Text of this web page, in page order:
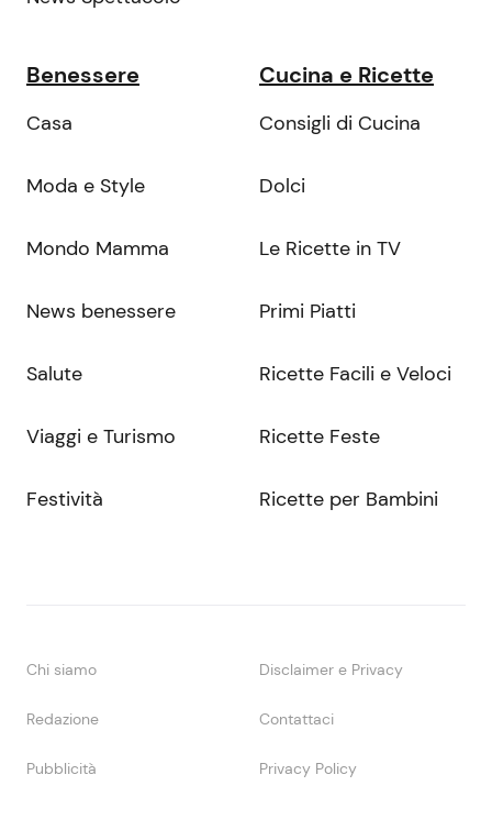
Benessere
Casa
Moda e Style
Mondo Mamma
News benessere
Salute
Viaggi e Turismo
Festività
Cucina e Ricette
Consigli di Cucina
Dolci
Le Ricette in TV
Primi Piatti
Ricette Facili e Veloci
Ricette Feste
Ricette per Bambini
Chi siamo Disclaimer e Privacy
Redazione Contattaci
Pubblicità Privacy Policy